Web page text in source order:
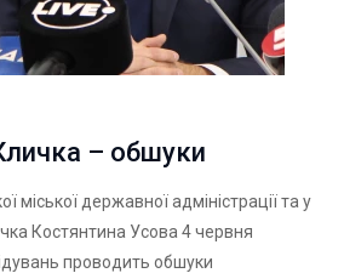
– обшуки
міської державної адміністрації та у
Костянтина Усова 4 червня
проводить обшуки